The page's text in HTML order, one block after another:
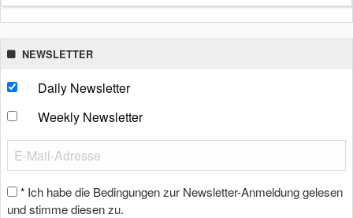
NEWSLETTER
Daily Newsletter
Weekly Newsletter
* Ich habe die Bedingungen zur Newsletter-Anmeldung gelesen
und stimme diesen zu.